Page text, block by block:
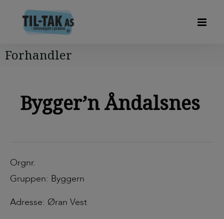
Forhandler
Bygger’n Åndalsnes
Orgnr.
Gruppen: Byggern
Adresse: Øran Vest